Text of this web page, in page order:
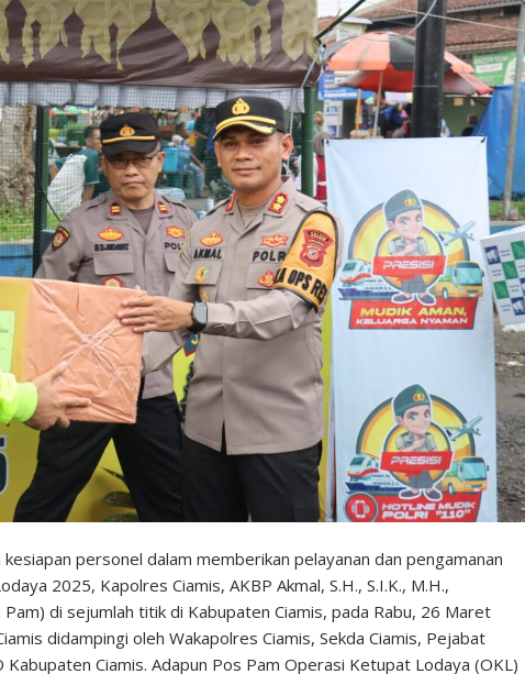
personel dalam memberikan pelayanan dan pengamanan
2025, Kapolres Ciamis, AKBP Akmal, S.H., S.I.K., M.H.,
di sejumlah titik di Kabupaten Ciamis, pada Rabu, 26 Maret
didampingi oleh Wakapolres Ciamis, Sekda Ciamis, Pejabat
Ciamis. Adapun Pos Pam Operasi Ketupat Lodaya (OKL)